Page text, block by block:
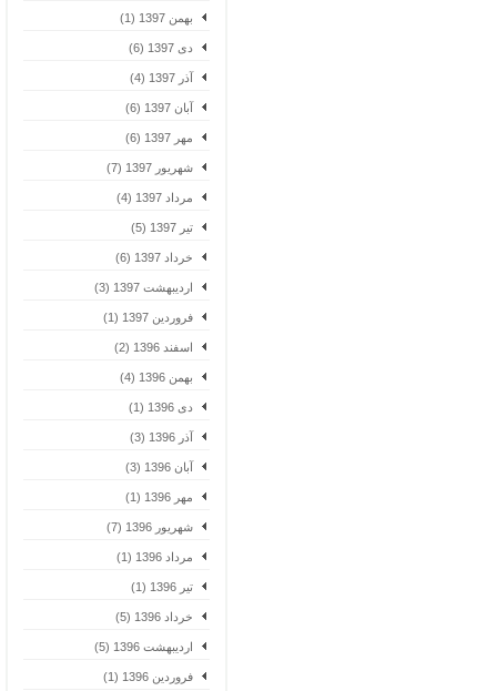
بهمن 1397 (1)
دی 1397 (6)
آذر 1397 (4)
آبان 1397 (6)
مهر 1397 (6)
شهریور 1397 (7)
مرداد 1397 (4)
تیر 1397 (5)
خرداد 1397 (6)
اردیبهشت 1397 (3)
فروردین 1397 (1)
اسفند 1396 (2)
بهمن 1396 (4)
دی 1396 (1)
آذر 1396 (3)
آبان 1396 (3)
مهر 1396 (1)
شهریور 1396 (7)
مرداد 1396 (1)
تیر 1396 (1)
خرداد 1396 (5)
اردیبهشت 1396 (5)
فروردین 1396 (1)